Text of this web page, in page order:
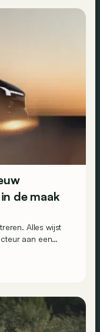
de maak
Alles wijst
aan een